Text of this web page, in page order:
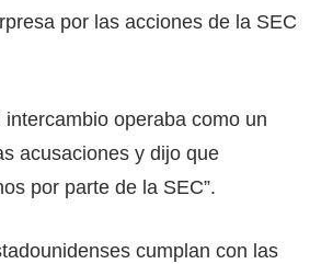
por las acciones de la SEC
operaba como un
acusaciones y dijo que
por parte de la SEC”.
cumplan con las